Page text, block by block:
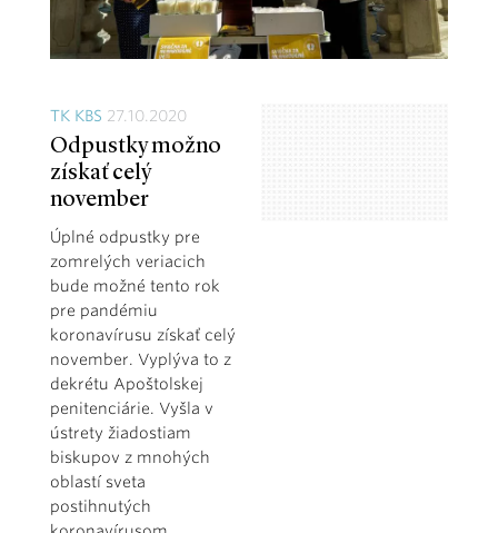
TK KBS 27.10.2020
Odpustky možno
získať celý
november
Úplné odpustky pre
zomrelých veriacich
bude možné tento rok
pre pandémiu
koronavírusu získať celý
november. Vyplýva to z
dekrétu Apoštolskej
penitenciárie. Vyšla v
ústrety žiadostiam
biskupov z mnohých
oblastí sveta
postihnutých